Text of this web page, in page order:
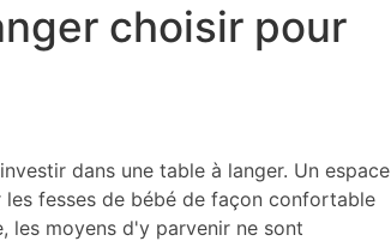
choisir pour
dans une table à langer. Un espace
fesses de bébé de façon confortable
les moyens d'y parvenir ne sont